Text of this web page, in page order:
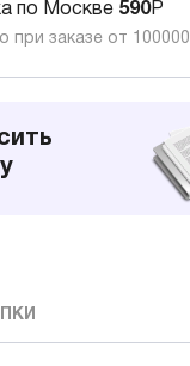
по Москве 590Р
при заказе от 100000